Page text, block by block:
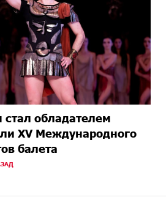
обладателем
XV Международного
балета